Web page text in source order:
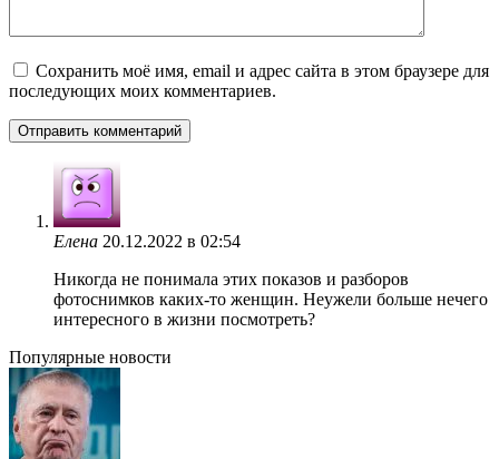
Сохранить моё имя, email и адрес сайта в этом браузере для
последующих моих комментариев.
Елена 20.12.2022 в 02:54
Никогда не понимала этих показов и разборов
фотоснимков каких-то женщин. Неужели больше нечего
интересного в жизни посмотреть?
Популярные новости